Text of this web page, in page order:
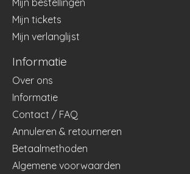
Mijn tickets
Mijn verlanglijst
Informatie
Over ons
Informatie
Contact / FAQ
Annuleren & retourneren
Betaalmethoden
Algemene voorwaarden